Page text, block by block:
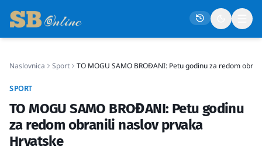
Gospodarstvo
Naslovnica Sport TO MOGU SAMO BROĐANI: Petu godinu za redom
SPORT
TO MOGU SAMO BROĐANI: Petu godinu
za redom obranili naslov prvaka
Hrvatske